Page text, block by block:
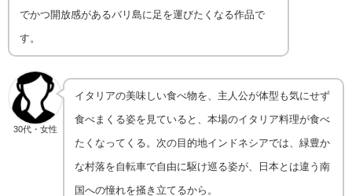
でかつ開放感があるバリ島に足を運びたくなる作品で
す。
30代・女性
イタリアの美味しい食べ物を、主人公が体型も気にせず
食べまくる姿を見ていると、本場のイタリア料理が食べ
たくなってくる。次の目的地インドネシアでは、緑豊か
な村落を自転車で自由に駆け巡る姿が、日本とは違う南
国への憧れを掻き立てるから。